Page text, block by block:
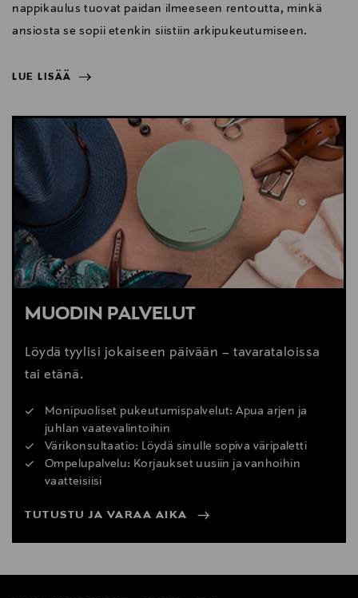
nappikaulus tuovat paidan ilmeeseen rentoutta, minkä
ansiosta se sopii etenkin siistiin arkipukeutumiseen.
LUE LISÄÄ
LUE LISÄÄ
MUODIN PALVELUT
Löydä tyylisi jokaiseen päivään – tavarataloissa
tai etänä.
Monipuoliset pukeutumispalvelut: Apua arjen ja
juhlan vaatevalintoihin
Värikonsultaatio: Löydä sinulle sopiva väripaletti
Ompelupalvelu: Korjaukset uusiin ja vanhoihin
vaatteisiisi
TUTUSTU JA VARAA AIKA